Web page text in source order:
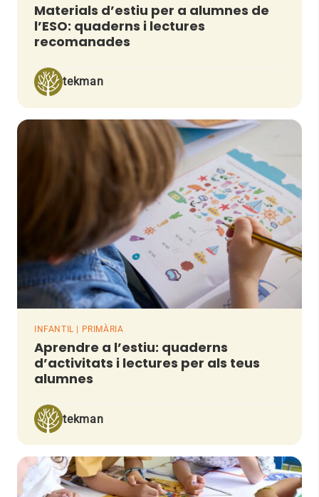
Materials d’estiu per a alumnes de
l’ESO: quaderns i lectures
recomanades
tekman
INFANTIL | PRIMÀRIA
Aprendre a l’estiu: quaderns
d’activitats i lectures per als teus
alumnes
tekman